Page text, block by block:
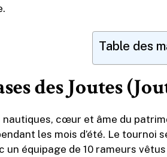
Table des
des Joutes
nautiques, cœur et âme du
les mois d’été. Le
un équipage de 10 rameurs